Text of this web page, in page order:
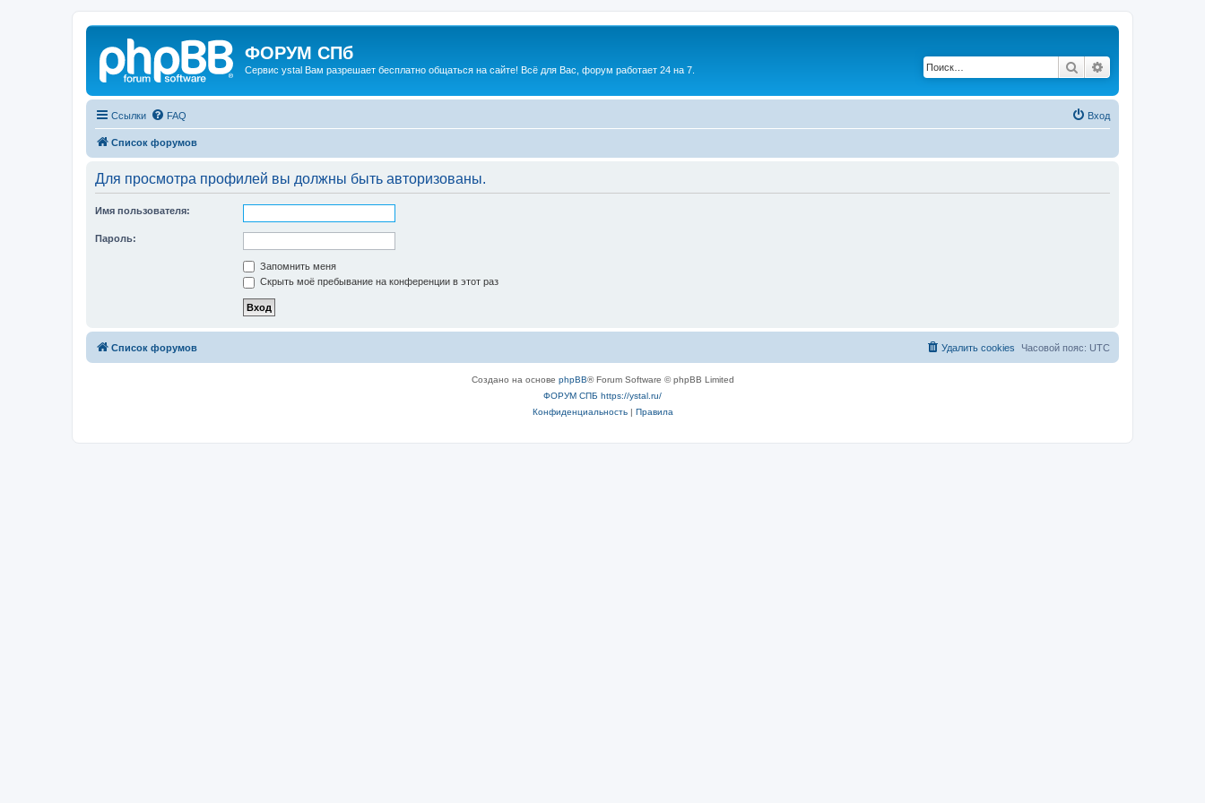
ФОРУМ СПб
Сервис ystal Вам разрешает бесплатно общаться на сайте! Всё для Вас, форум работает 24 на 7. Поиск
Ссылки FAQ Вход
Список форумов
Для просмотра профилей вы должны быть авторизованы.
Имя пользователя:
Пароль:
Запомнить меня
Скрыть моё пребывание на конференции в этот раз
Список форумов Часовой пояс: UTC
Удалить cookies
Создано на основе phpBB® Forum Software © phpBB Limited
ФОРУМ СПБ https://ystal.ru/
Конфиденциальность| Правила